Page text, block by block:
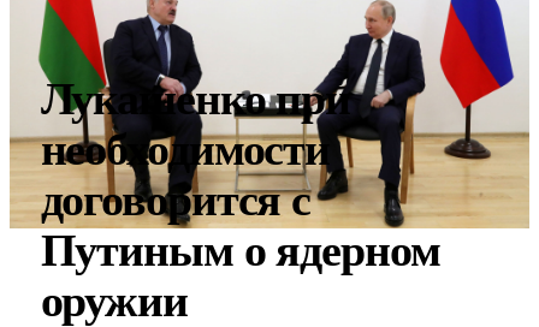
Лукашенко при
необходимости
договорится с
Путиным о ядерном
оружии